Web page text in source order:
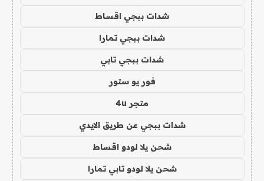
شدات ببجي اقساط
شدات ببجي تمارا
شدات ببجي تابي
فور يو ستور
متجر 4u
شدات ببجي عن طريق الايدي
شحن يلا لودو اقساط
شحن يلا لودو تابي تمارا